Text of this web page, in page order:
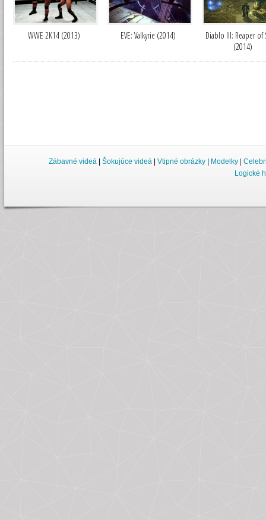
WWE 2K14 (2013) EVE: Valkyrie (2014)
Diablo III: Reaper of
(2014)
Zábavné videá | Šokujúce videá | Vtipné obrázky | Modelky |
Logické